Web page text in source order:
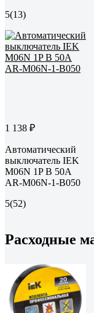
5(13)
1 138 ₽
Автоматический
выключатель IEK
M06N 1P B 50А
AR-M06N-1-B050
5(52)
Расходные